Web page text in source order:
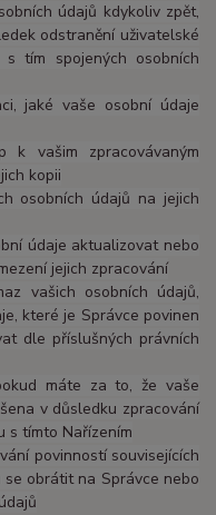
údajů kdykoliv zpět,
odstranění uživatelské
tím spojených osobních
jaké vaše osobní údaje
vašim zpracovávaným
kopii
osobních údajů na jejich
údaje aktualizovat nebo
jejich zpracování
vašich osobních údajů,
které je Správce povinen
dle příslušných právních
máte za to, že vaše
v důsledku zpracování
s tímto Nařízením
povinností souvisejících
obrátit na Správce nebo